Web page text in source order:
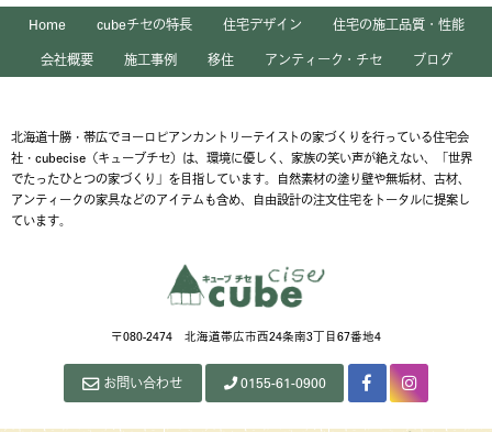
Home cubeチセの特長 住宅デザイン
住宅の施工品質・性能
会社概要
施工事例 移住 アンティーク・チセ ブログ
北海道十勝・帯広でヨーロピアンカントリーテイストの家づくりを行っている住宅会
社・cubecise（キューブチセ）は、環境に優しく、家族の笑い声が絶えない、「世界
でたったひとつの家づくり」を目指しています。自然素材の塗り壁や無垢材、古材、
アンティークの家具などのアイテムも含め、自由設計の注文住宅をトータルに提案し
ています。
〒080-2474 北海道帯広市西24条南3丁目67番地4
お問い合わせ 0155-61-0900
Facebook
ペ
Instagram